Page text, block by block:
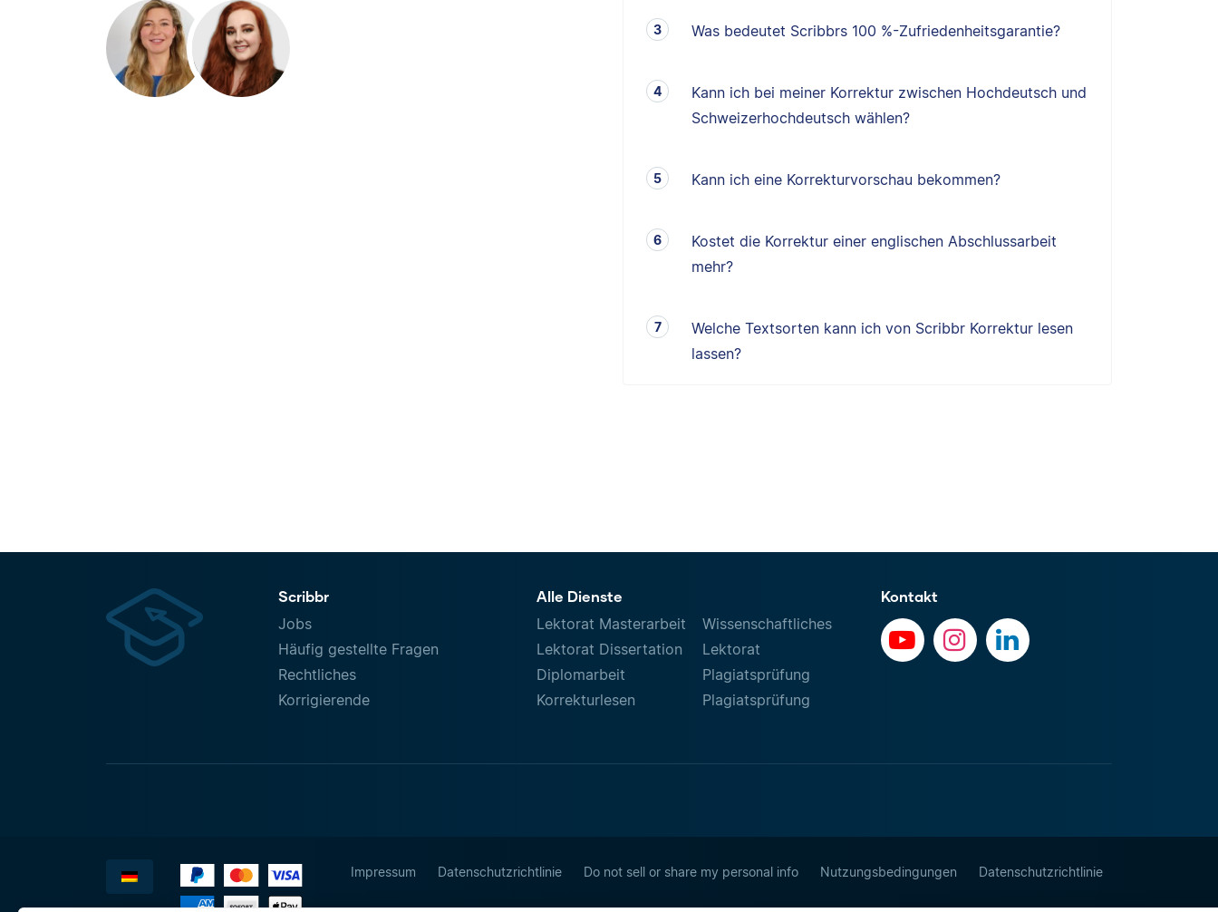
Was bedeutet Scribbrs 100 %-Zufriedenheitsgarantie?
Kann ich bei meiner Korrektur zwischen Hochdeutsch und
Schweizerhochdeutsch wählen?
Kann ich eine Korrekturvorschau bekommen?
Kostet die Korrektur einer englischen Abschlussarbeit
mehr?
Welche Textsorten kann ich von Scribbr Korrektur lesen
lassen?
Scribbr
Jobs
Häufig gestellte Fragen
Rechtliches
Korrigierende
Alle Dienste
Lektorat Masterarbeit
Lektorat Dissertation
Diplomarbeit
Korrekturlesen
Wissenschaftliches
Lektorat
Plagiatsprüfung
Plagiatsprüfung
Kontakt
Impressum Datenschutzrichtlinie Do not sell or share my personal info Nutzungsbedingungen Datenschutzrichtlinie